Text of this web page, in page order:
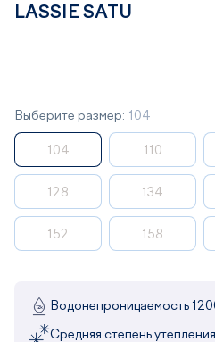
LASSIE SATU
Выберите размер: 104
104 110
128 134
152 158
Водонепроницаемость
Средняя степень утепления